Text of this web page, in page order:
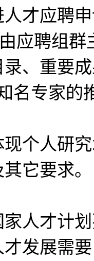
人才应聘
应聘组群
、重要
名专家的
个人研
它要求。
家人才计
发展需